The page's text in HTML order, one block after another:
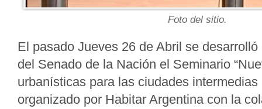
Foto del sitio.
El pasado Jueves 26 de Abril se
del Senado de la Nación el Seminario
urbanísticas para las ciudades intermedias
organizado por Habitar Argentina con la